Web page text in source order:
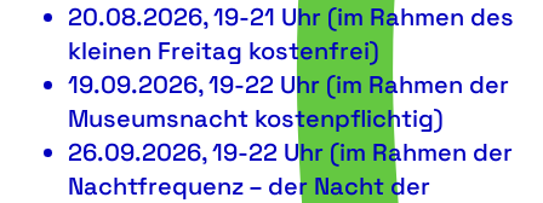
20.08.2026, 19-21 Uhr (im Rahmen des
kleinen Freitag kostenfrei)
19.09.2026, 19-22 Uhr (im Rahmen der
Museumsnacht kostenpflichtig)
26.09.2026, 19-22 Uhr (im Rahmen der
Nachtfrequenz – der Nacht der